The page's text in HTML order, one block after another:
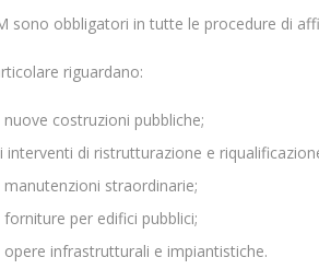
sono obbligatori in tutte le procedure di
riguardano:
nuove costruzioni pubbliche;
interventi di ristrutturazione e
manutenzioni straordinarie;
forniture per edifici pubblici;
opere infrastrutturali e impiantistiche.